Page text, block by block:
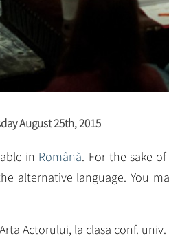
August 25th, 2015
in Română. For the sake
alternative language. You
Actorului, la clasa conf.